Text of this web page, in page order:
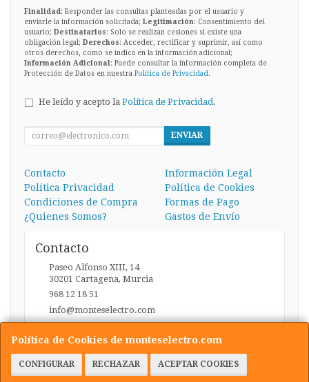
Política de Cookies de monteselectro.com
CONFIGURAR RECHAZAR ACEPTAR COOKIES
Finalidad: Responder las consultas planteadas por el usuario y
enviarle la información solicitada; Legitimación: Consentimiento del
usuario; Destinatarios: Solo se realizan cesiones si existe una
obligación legal; Derechos: Acceder, rectificar y suprimir, así como
otros derechos, como se indica en la información adicional;
Información Adicional: Puede consultar la información completa de
Protección de Datos en nuestra Política de Privacidad.
He leído y acepto la Política de Privacidad.
ENVIAR
Contacto
Información Legal
Política Privacidad
Política de Cookies
Condiciones de Compra
Formas de Pago
¿Quienes Somos?
Gastos de Envío
Contacto
Paseo Alfonso XIII, 14
30201 Cartagena, Murcia
968 12 18 51
info@monteselectro.com
Horario
Lunes a Viernes: 09:45-14:00 y 17:00-20:30 / Sábados: